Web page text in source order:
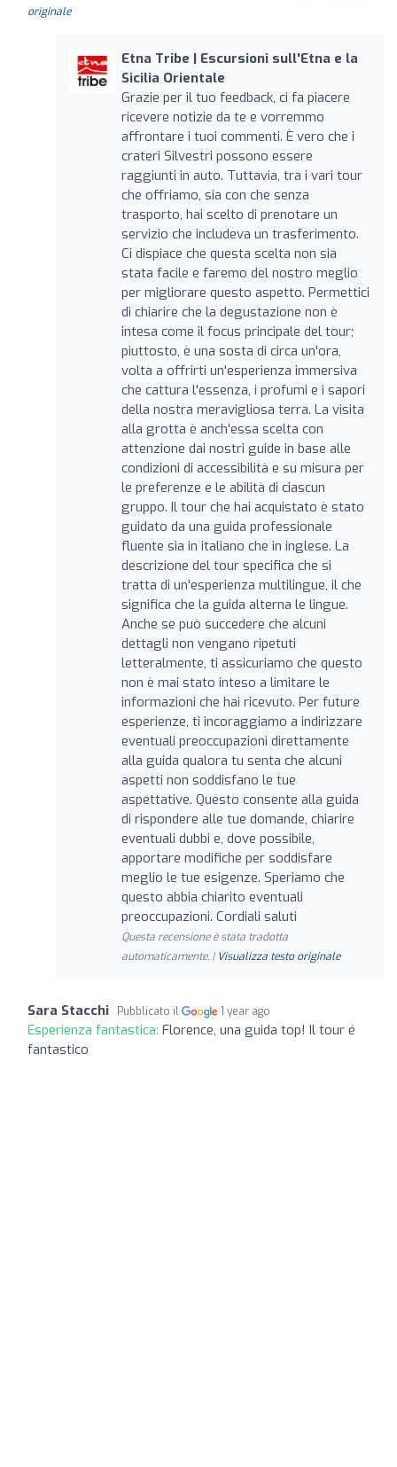
originale
Etna Tribe | Escursioni sull'Etna e la
Sicilia Orientale
Grazie per il tuo feedback, ci fa piacere
ricevere notizie da te e vorremmo
affrontare i tuoi commenti. È vero che i
crateri Silvestri possono essere
raggiunti in auto. Tuttavia, tra i vari tour
che offriamo, sia con che senza
trasporto, hai scelto di prenotare un
servizio che includeva un trasferimento.
Ci dispiace che questa scelta non sia
stata facile e faremo del nostro meglio
per migliorare questo aspetto. Permettici
di chiarire che la degustazione non è
intesa come il focus principale del tour;
piuttosto, è una sosta di circa un'ora,
volta a offrirti un'esperienza immersiva
che cattura l'essenza, i profumi e i sapori
della nostra meravigliosa terra. La visita
alla grotta è anch'essa scelta con
attenzione dai nostri guide in base alle
condizioni di accessibilità e su misura per
le preferenze e le abilità di ciascun
gruppo. Il tour che hai acquistato è stato
guidato da una guida professionale
fluente sia in italiano che in inglese. La
descrizione del tour specifica che si
tratta di un'esperienza multilingue, il che
significa che la guida alterna le lingue.
Anche se può succedere che alcuni
dettagli non vengano ripetuti
letteralmente, ti assicuriamo che questo
non è mai stato inteso a limitare le
informazioni che hai ricevuto. Per future
esperienze, ti incoraggiamo a indirizzare
eventuali preoccupazioni direttamente
alla guida qualora tu senta che alcuni
aspetti non soddisfano le tue
aspettative. Questo consente alla guida
di rispondere alle tue domande, chiarire
eventuali dubbi e, dove possibile,
apportare modifiche per soddisfare
meglio le tue esigenze. Speriamo che
questo abbia chiarito eventuali
preoccupazioni. Cordiali saluti
Questa recensione è stata tradotta
automaticamente. | Visualizza testo originale
Sara Stacchi Pubblicato il 1 year ago
Esperienza fantastica: Florence, una guida top! Il tour é
fantastico